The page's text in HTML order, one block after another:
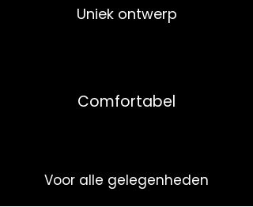
Uniek ontwerp
Comfortabel
Voor alle gelegenheden